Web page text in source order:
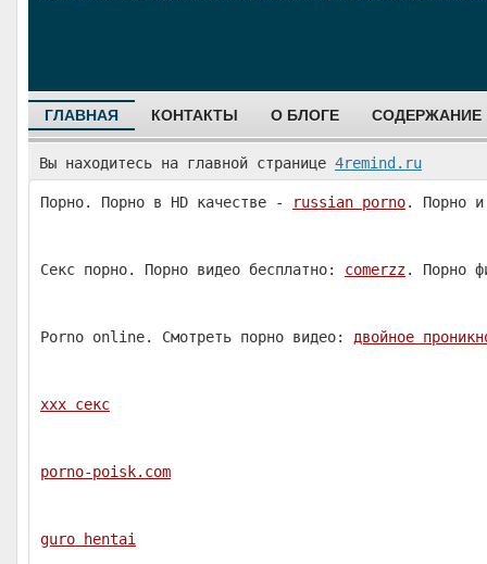
ГЛАВНАЯ КОНТАКТЫ О БЛОГЕ СОДЕРЖАНИЕ
Вы находитесь на главной странице 4remind.ru
Порно. Порно в HD качестве - russian porno. Порно
Секс порно. Порно видео бесплатно: comerzz. Порно
Porno online. Смотреть порно видео: двойное
ххх секс
porno-poisk.com
guro hentai